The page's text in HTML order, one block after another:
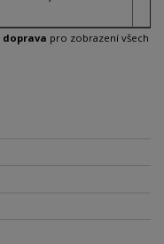
doprava pro zobrazení všech